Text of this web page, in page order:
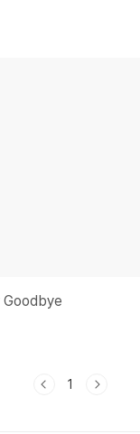
1